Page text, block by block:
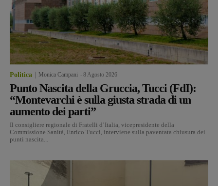
Politica Monica Campani 8 Agosto 2026
Punto Nascita della Gruccia, Tucci (FdI):
“Montevarchi è sulla giusta strada di un
aumento dei parti”
Il consigliere regionale di Fratelli d’Italia, vicepresidente della
Commissione Sanità, Enrico Tucci, interviene sulla paventata chiusura dei
punti nascita...